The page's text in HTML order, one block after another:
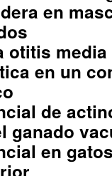
en
otitis
en un
de
ganado
en